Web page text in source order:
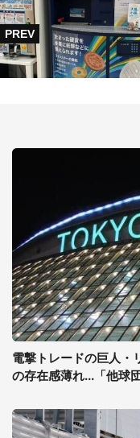
電撃トレードの巨人・
の存在感薄れ...「他球